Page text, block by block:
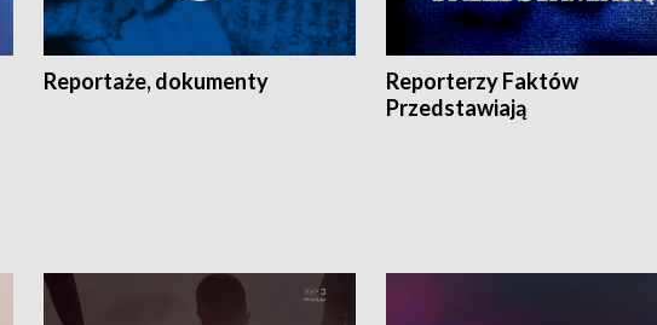
Reportaże, dokumenty
Reporterzy Faktów
Przedstawiają